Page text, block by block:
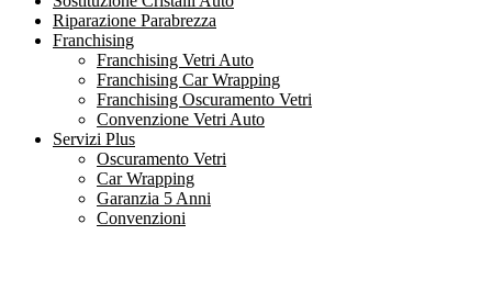
Riparazione Parabrezza
Franchising
Franchising Vetri Auto
Franchising Car Wrapping
Franchising Oscuramento Vetri
Convenzione Vetri Auto
Servizi Plus
Oscuramento Vetri
Car Wrapping
Garanzia 5 Anni
Convenzioni